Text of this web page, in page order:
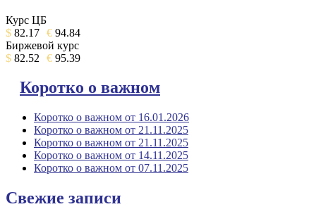
Курс ЦБ
$ 82.17 € 94.84
Биржевой курс
$ 82.52 € 95.39
Коротко о важном
Коротко о важном от 16.01.2026
Коротко о важном от 21.11.2025
Коротко о важном от 21.11.2025
Коротко о важном от 14.11.2025
Коротко о важном от 07.11.2025
Свежие записи